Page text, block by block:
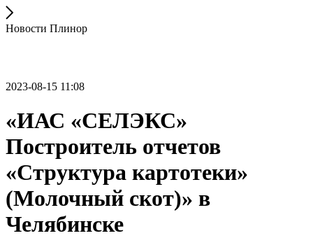
Новости Плинор
2023-08-15 11:08
«ИАС «СЕЛЭКС»
Построитель отчетов
«Структура картотеки»
(Молочный скот)» в
Челябинске